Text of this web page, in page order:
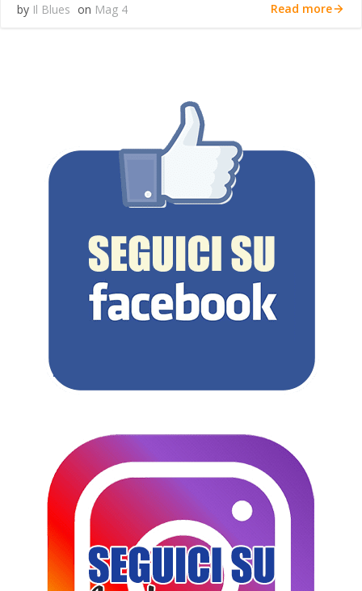
by Il Blues on Mag 4 Read more